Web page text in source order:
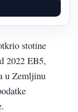
stotine
2022 EB5,
u Zemljinu